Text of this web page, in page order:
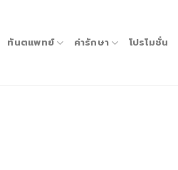
ทันตแพทย์ ค่ารักษา โปรโมชั่น